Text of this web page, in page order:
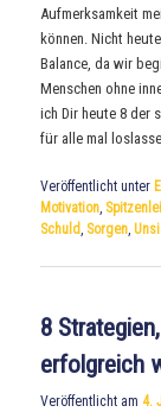
Aufmerksamkeit
können. Nicht
Balance, da wir
Menschen ohne
ich Dir heute 8 der
für alle mal
Veröffentlicht unter
Motivation,
Schuld, Sorgen,
8
erfolgreich
Veröffentlicht am4.